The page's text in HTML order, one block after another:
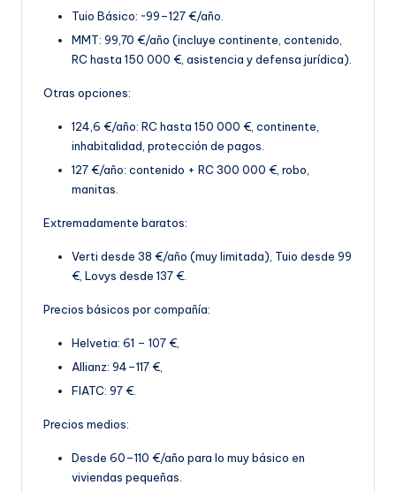
Tuio Básico: ~99–127 €/año.
MMT: 99,70 €/año (incluye continente, contenido,
RC hasta 150 000 €, asistencia y defensa jurídica).
Otras opciones:
124,6 €/año: RC hasta 150 000 €, continente,
inhabitalidad, protección de pagos.
127 €/año: contenido + RC 300 000 €, robo,
manitas
Extremadamente baratos:
Verti desde 38 €/año (muy limitada), Tuio desde 99
€, Lovys desde 137 €.
Precios básicos por compañía:
Helvetia: 61 – 107 €,
Allianz: 94–117 €,
FIATC: 97 €.
Precios medios:
Desde 60–110 €/año para lo muy básico en
viviendas pequeñas.